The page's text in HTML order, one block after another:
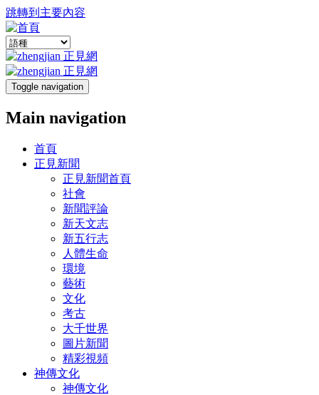
跳轉到主要內容
Toggle navigation
Main navigation
首頁
正見新聞
正見新聞首頁
社會
新聞評論
新天文志
新五行志
人體生命
環境
藝術
文化
考古
大千世界
圖片新聞
精彩視頻
神傳文化
神傳文化